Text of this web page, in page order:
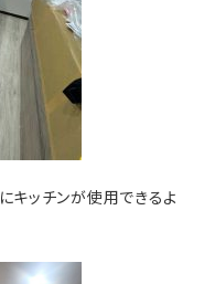
キッチンが使用できるよ